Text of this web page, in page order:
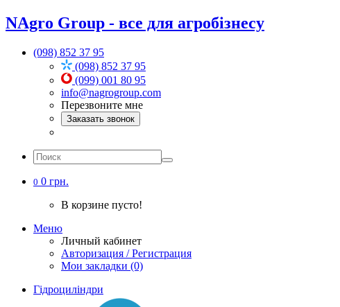
NAgro Group - все для агробізнесу
(098) 852 37 95
(098) 852 37 95
(099) 001 80 95
info@nagrogroup.com
Перезвоните мне
Заказать звонок
0 0 грн.
В корзине пусто!
Меню
Личный кабинет
Авторизация / Регистрация
Мои закладки (0)
Гідроциліндри